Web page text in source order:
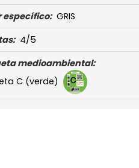
específico: GRIS
4/5
medioambiental:
C (verde)